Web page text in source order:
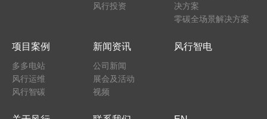
风行投资
决方案
零碳全场景解决方案
项目案例
多多电站
风行运维
风行智碳
新闻资讯
公司新闻
展会及活动
视频
风行智电